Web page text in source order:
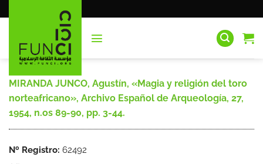
al
MIRANDA JUNCO, Agustín, «Magia y religión del toro
norteafricano», Archivo Español de Arqueología, 27,
1954, n.os 89-90, pp. 3-44.
Nº Registro: 62492